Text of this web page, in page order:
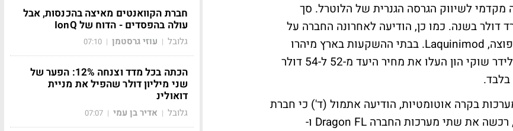
מקדמי לשיווק הגרסה הגנרית של הלוטרל. סך
של התרופה נאמדים ב-1.2 מיליארד דולר בשנה. כמו כן, הודיעה לאחרונה החברה על
התחלת הניסוי שלב III בתרופה לטיפול בטרשת נפוצה, Laquinimod. בבתי ההשקעות בארץ מיהרו
לעדכן כלפי מעלה את תחזית הרווח וההכנסות ובלידר שוקי הון העלו את מחיר היעד מ-52 ל-54 דולר
בקרה אוטומטיות, הודיעה אתמול (ד') כי חברת
Mitsubishi, ענקית הרכב והאלקטרוניקה היפנית, רכשה את שתי מערכות החברה Dragon FL ו-
חברת הקוואנטים מאיצה בהכנסות, אבל
עולה בהפסדים - הדוח של IonQ
גלובל | עוזי גרסטמן |
07:10
הכתה בכל מדד וצנחה 12%: הפער של
שני מיליון דולר שהפיל את מניית
דואולינ
גלובל | אדיר בן עמי |
07:07